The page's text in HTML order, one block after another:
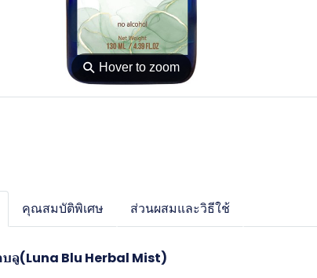
⚲ Hover to zoom
คุณสมบัติพิเศษ ส่วนผสมและวิธีใช้
บลู(Luna Blu Herbal Mist)